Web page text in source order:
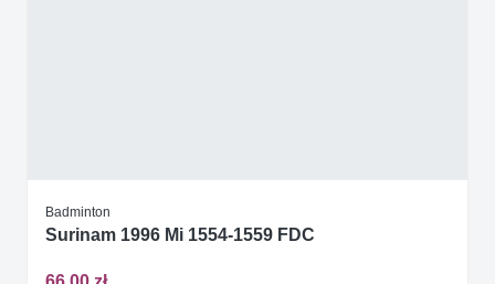
Badminton
Surinam 1996 Mi 1554-1559 FDC